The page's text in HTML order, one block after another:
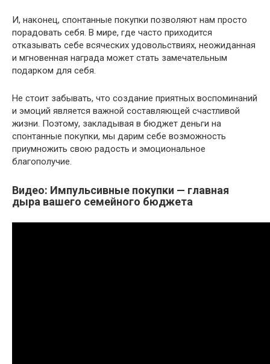
И, наконец, спонтанные покупки позволяют нам просто
порадовать себя. В мире, где часто приходится
отказывать себе всяческих удовольствиях, неожиданная
и мгновенная награда может стать замечательным
подарком для себя.
Не стоит забывать, что создание приятных воспоминаний
и эмоций является важной составляющей счастливой
жизни. Поэтому, закладывая в бюджет деньги на
спонтанные покупки, мы дарим себе возможность
приумножить свою радость и эмоциональное
благополучие.
Видео: Импульсивные покупки — главная
дыра вашего семейного бюджета